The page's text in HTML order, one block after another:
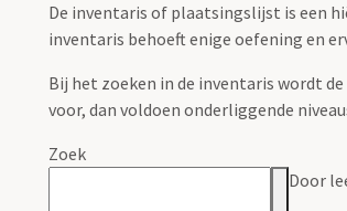
De inventaris of plaatsingslijst is een
inventaris behoeft enige oefening en
Bij het zoeken in de inventaris wordt
voor, dan voldoen onderliggende
Zoek
Door